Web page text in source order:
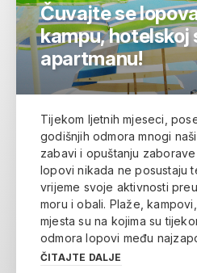
Čuvajte se
kampu, hotelskoj
apartmanu!
Tijekom ljetnih mjeseci,
godišnjih odmora mnogi
zabavi i opuštanju
lopovi nikada ne posustaju
vrijeme svoje aktivnosti
moru i obali. Plaže,
mjesta su na kojima su
odmora lopovi među
ČITAJTE DALJE